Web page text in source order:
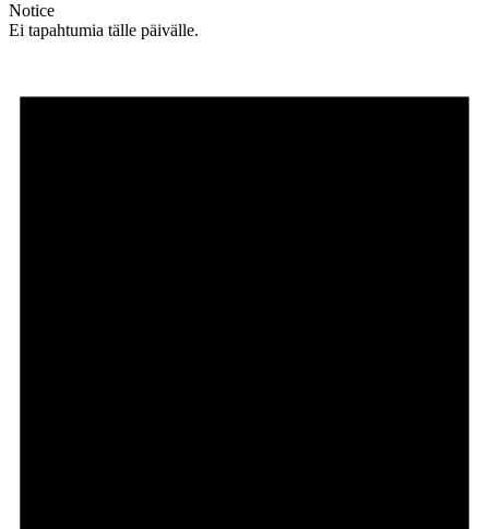
Notice
Ei tapahtumia tälle päivälle.